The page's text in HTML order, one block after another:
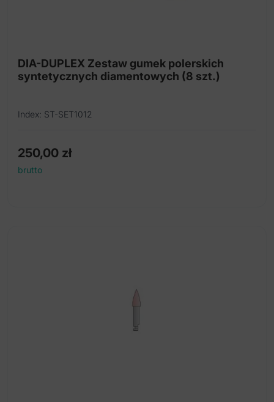
Trzystopniowy gumki do polerowania amalgamatu
oraz stopów metali szlachetnych I nieszlachetnych
kompozytów, kompomerów i glasjonomerów
DIA-DUPLEX Zestaw gumek polerskich
syntetycznych diamentowych (8 szt.)
Index: ST-SET1012
250,00 zł
brutto